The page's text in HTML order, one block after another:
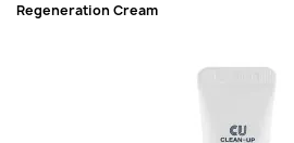
Regeneration Cream